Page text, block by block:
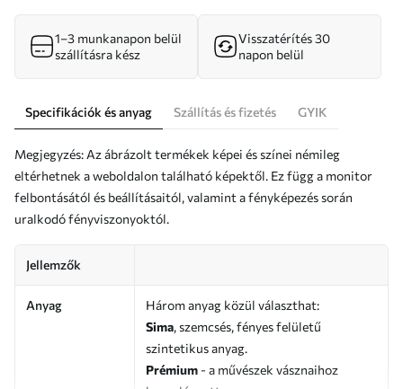
1–3 munkanapon belül
szállításra kész
Visszatérítés 30
napon belül
Specifikációk és anyag Szállítás és fizetés GYIK
Megjegyzés: Az ábrázolt termékek képei és színei némileg
eltérhetnek a weboldalon található képektől. Ez függ a monitor
felbontásától és beállításaitól, valamint a fényképezés során
uralkodó fényviszonyoktól.
Jellemzők
Anyag
Három anyag közül választhat:
Sima, szemcsés, fényes felületű
szintetikus anyag.
Prémium - a művészek vásznaihoz